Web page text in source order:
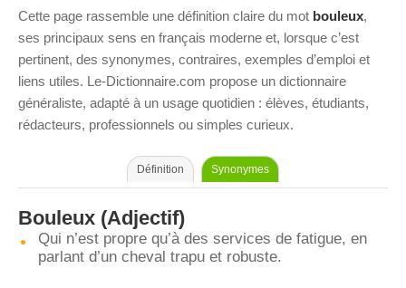
Cette page rassemble une définition claire du mot bouleux,
ses principaux sens en français moderne et, lorsque c’est
pertinent, des synonymes, contraires, exemples d’emploi et
liens utiles. Le-Dictionnaire.com propose un dictionnaire
généraliste, adapté à un usage quotidien : élèves, étudiants,
rédacteurs, professionnels ou simples curieux.
Définition Synonymes
Bouleux (Adjectif)
Qui n’est propre qu’à des services de fatigue, en
parlant d’un cheval trapu et robuste.